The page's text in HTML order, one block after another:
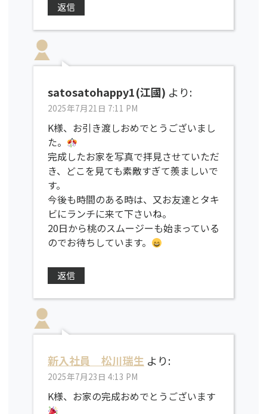
返信
satosatohappy1(江國) より:
2025年7月21日 7:11 PM
K様、お引き渡しおめでとうございまし
た。
完成したお家を写真で拝見させていただ
き、どこを見ても素敵すぎて羨ましいで
す。
今後も時間のある時は、又お友達とタキ
ビにランチに来て下さいね。
20日から桃のスムージーも始まっている
のでお待ちしています。
返信
新入社員 松川瑞生 より:
2025年7月23日 4:13 PM
K様、お家の完成おめでとうございます